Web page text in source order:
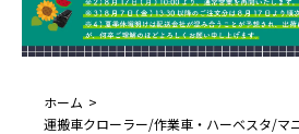
ホーム
運搬車クローラー/作業車・ハーベスタ/マ